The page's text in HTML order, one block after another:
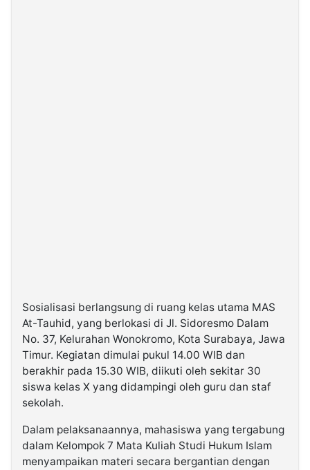
Sosialisasi berlangsung di ruang kelas utama MAS
At-Tauhid, yang berlokasi di Jl. Sidoresmo Dalam
No. 37, Kelurahan Wonokromo, Kota Surabaya, Jawa
Timur. Kegiatan dimulai pukul 14.00 WIB dan
berakhir pada 15.30 WIB, diikuti oleh sekitar 30
siswa kelas X yang didampingi oleh guru dan staf
sekolah.
Dalam pelaksanaannya, mahasiswa yang tergabung
dalam Kelompok 7 Mata Kuliah Studi Hukum Islam
menyampaikan materi secara bergantian dengan